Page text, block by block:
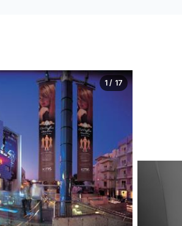
1 / 17